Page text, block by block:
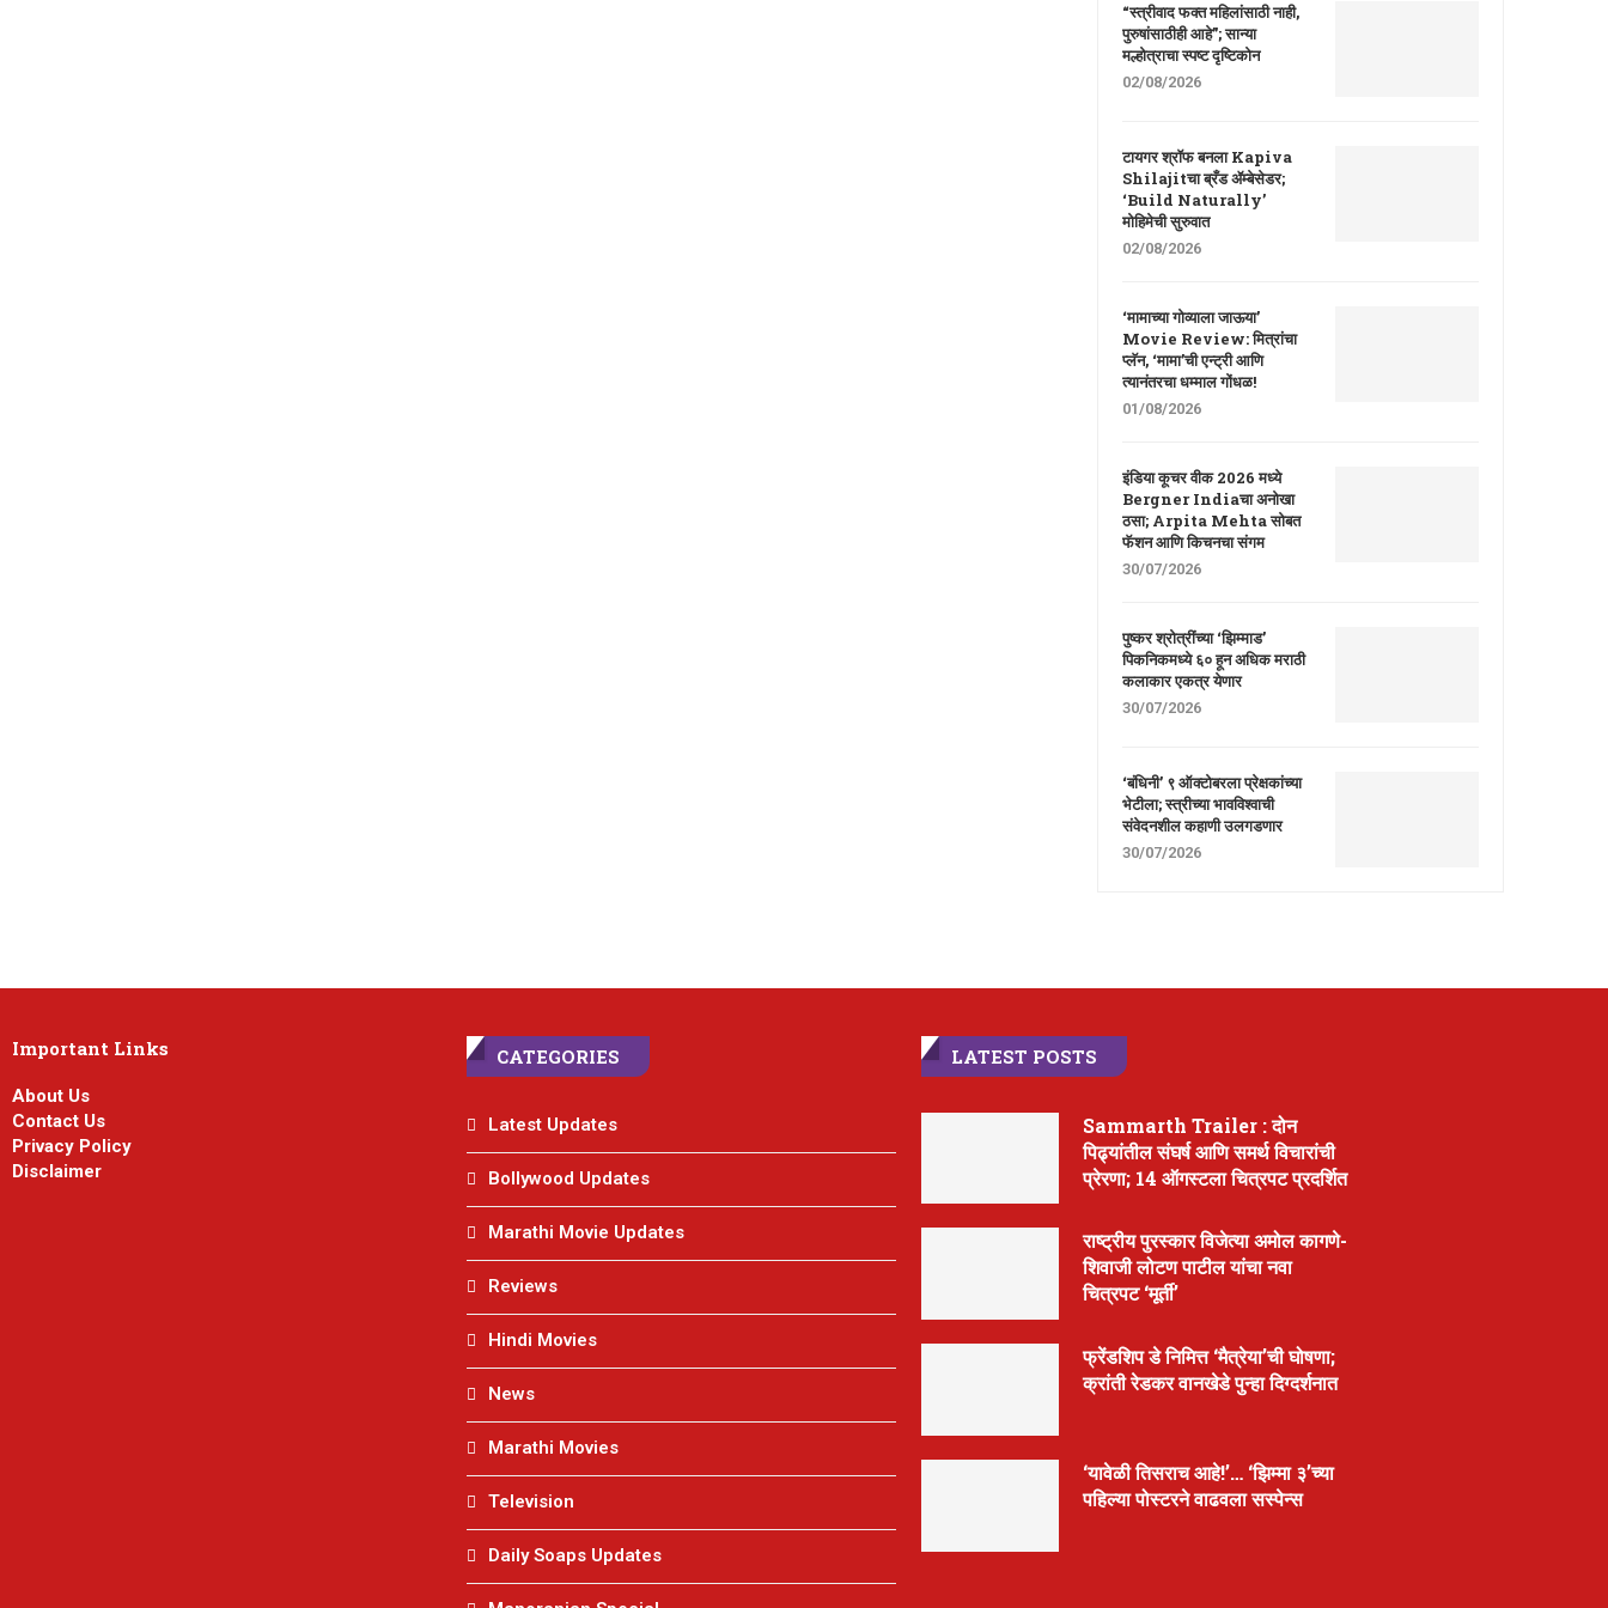
“स्त्रीवाद फक्त महिलांसाठी नाही,
पुरुषांसाठीही आहे”; सान्या
मल्होत्राचा स्पष्ट दृष्टिकोन
02/08/2026
टायगर श्रॉफ बनला Kapiva
Shilajitचा ब्रँड ॲम्बेसेडर;
‘Build Naturally’
मोहिमेची सुरुवात
02/08/2026
‘मामाच्या गोव्याला जाऊया’
Movie Review: मित्रांचा
प्लॅन, ‘मामा’ची एन्ट्री आणि
त्यानंतरचा धम्माल गोंधळ!
01/08/2026
इंडिया कूचर वीक 2026 मध्ये
Bergner Indiaचा अनोखा
ठसा; Arpita Mehta सोबत
फॅशन आणि किचनचा संगम
30/07/2026
पुष्कर श्रोत्रींच्या ‘झिम्माड’
पिकनिकमध्ये ६० हून अधिक मराठी
कलाकार एकत्र येणार
30/07/2026
‘बंधिनी’ ९ ऑक्टोबरला प्रेक्षकांच्या
भेटीला; स्त्रीच्या भावविश्वाची
संवेदनशील कहाणी उलगडणार
30/07/2026
Important Links
About Us
Contact Us
Privacy Policy
Disclaimer
CATEGORIES
Latest Updates
Bollywood Updates
Marathi Movie Updates
Reviews
Hindi Movies
News
Marathi Movies
Television
Daily Soaps Updates
LATEST POSTS
Sammarth Trailer : दोन
पिढ्यांतील संघर्ष आणि समर्थ विचारांची
प्रेरणा; 14 ऑगस्टला चित्रपट प्रदर्शित
राष्ट्रीय पुरस्कार विजेत्या अमोल कागणे-
शिवाजी लोटण पाटील यांचा नवा
चित्रपट ‘मूर्ती’
फ्रेंडशिप डे निमित्त ‘मैत्रेया’ची घोषणा;
क्रांती रेडकर वानखेडे पुन्हा दिग्दर्शनात
‘यावेळी तिसराच आहे!’… ‘झिम्मा ३’च्या
पहिल्या पोस्टरने वाढवला सस्पेन्स